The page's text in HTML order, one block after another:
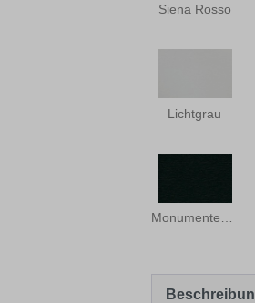
Siena Rosso
Lichtgrau